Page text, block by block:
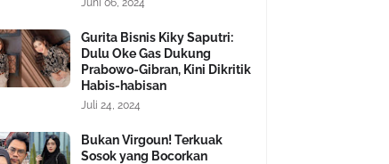
Juni 06, 2024
Gurita Bisnis Kiky Saputri:
Dulu Oke Gas Dukung
Prabowo-Gibran, Kini Dikritik
Habis-habisan
Juli 24, 2024
Bukan Virgoun! Terkuak
Sosok yang Bocorkan